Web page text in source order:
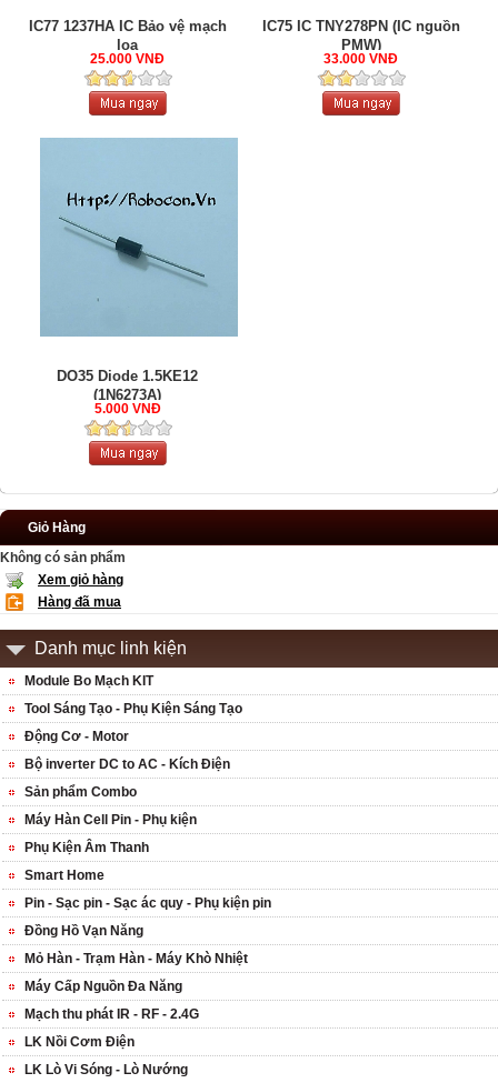
IC77 1237HA IC Bảo vệ mạch
loa
25.000 VNĐ
IC75 IC TNY278PN (IC nguồn
PMW)
33.000 VNĐ
DO35 Diode 1.5KE12
(1N6273A)
5.000 VNĐ
Giỏ Hàng
Không có sản phẩm
Xem giỏ hàng
Hàng đã mua
Danh mục linh kiện
Module Bo Mạch KIT
Tool Sáng Tạo - Phụ Kiện Sáng Tạo
Động Cơ - Motor
Bộ inverter DC to AC - Kích Điện
Sản phẩm Combo
Máy Hàn Cell Pin - Phụ kiện
Phụ Kiện Âm Thanh
Smart Home
Pin - Sạc pin - Sạc ác quy - Phụ kiện pin
Đồng Hồ Vạn Năng
Mỏ Hàn - Trạm Hàn - Máy Khò Nhiệt
Máy Cấp Nguồn Đa Năng
Mạch thu phát IR - RF - 2.4G
LK Nồi Cơm Điện
LK Lò Vi Sóng - Lò Nướng